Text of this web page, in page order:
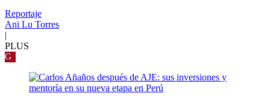
Reportaje
Ani Lu Torres
|
PLUS
G